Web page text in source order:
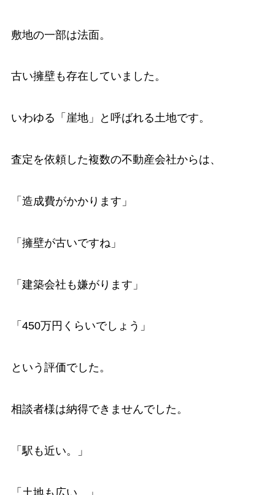
敷地の一部は法面。
古い擁壁も存在していました。
いわゆる「崖地」と呼ばれる土地です。
査定を依頼した複数の不動産会社からは、
「造成費がかかります」
「擁壁が古いですね」
「建築会社も嫌がります」
「450万円くらいでしょう」
という評価でした。
相談者様は納得できませんでした。
「駅も近い。」
「土地も広い。」